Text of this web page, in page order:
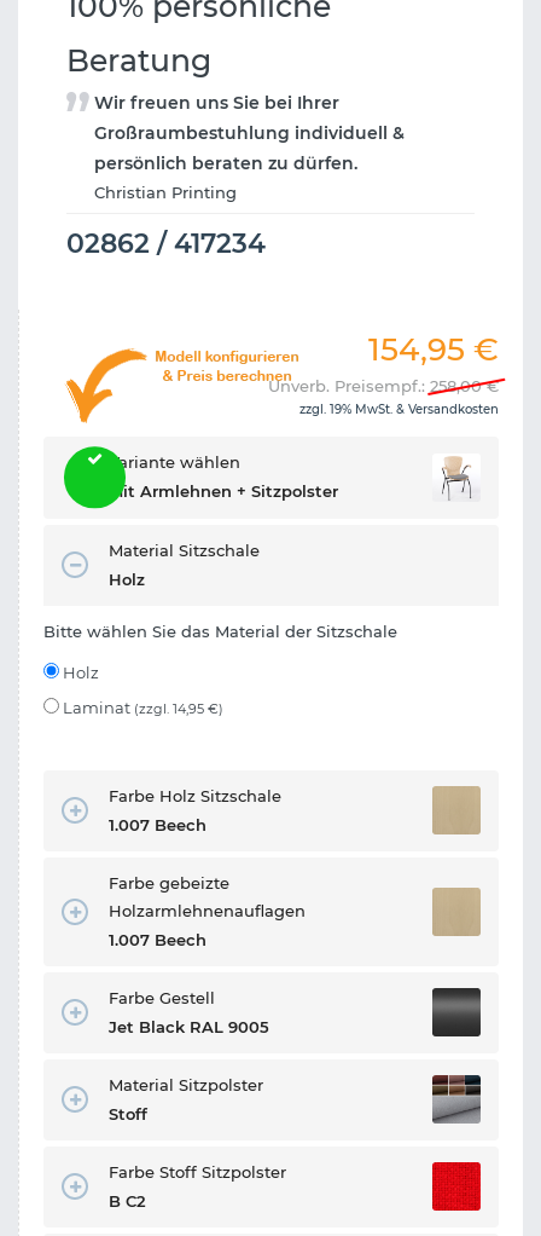
Beratung
Wir freuen uns Sie bei Ihrer
Großraumbestuhlung individuell &
persönlich beraten zu dürfen.
Christian Printing
02862 / 417234
154,95 €
Unverb. Preisempf.: 258,00€
zzgl. 19% MwSt. & Versandkosten
Variante wählen
Mit Armlehnen + Sitzpolster
Material Sitzschale
Holz
Bitte wählen Sie das Material der Sitzschale
Holz
Laminat (zzgl. 14,95 €)
Farbe Holz Sitzschale
1.007 Beech
Farbe gebeizte
Holzarmlehnenauflagen
1.007 Beech
Farbe Gestell
Jet Black RAL 9005
Material Sitzpolster
Stoff
Farbe Stoff Sitzpolster
B C2